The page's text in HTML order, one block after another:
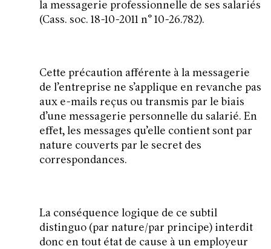
la messagerie professionnelle de ses salariés
(Cass. soc. 18-10-2011 n° 10-26.782).
Cette précaution afférente à la messagerie
de l’entreprise ne s’applique en revanche pas
aux e-mails reçus ou transmis par le biais
d’une messagerie personnelle du salarié. En
effet, les messages qu’elle contient sont par
nature couverts par le secret des
correspondances.
La conséquence logique de ce subtil
distinguo (par nature/par principe) interdit
donc en tout état de cause à un employeur